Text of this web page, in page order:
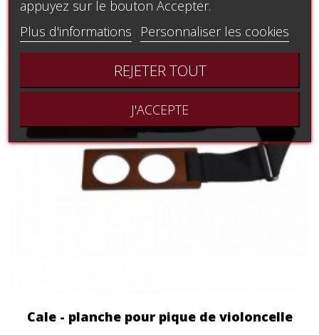
Cale - planche pour pique de violoncelle
appuyez sur le bouton Accepter.
Plus d'informations
Personnaliser les cookies
REJETER TOUT
J'ACCEPTE